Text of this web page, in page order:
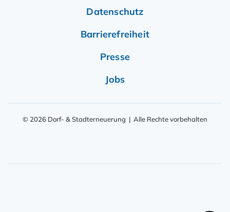
Datenschutz
Barrierefreiheit
Presse
Jobs
© 2026 Dorf- & Stadterneuerung | Alle Rechte vorbehalten